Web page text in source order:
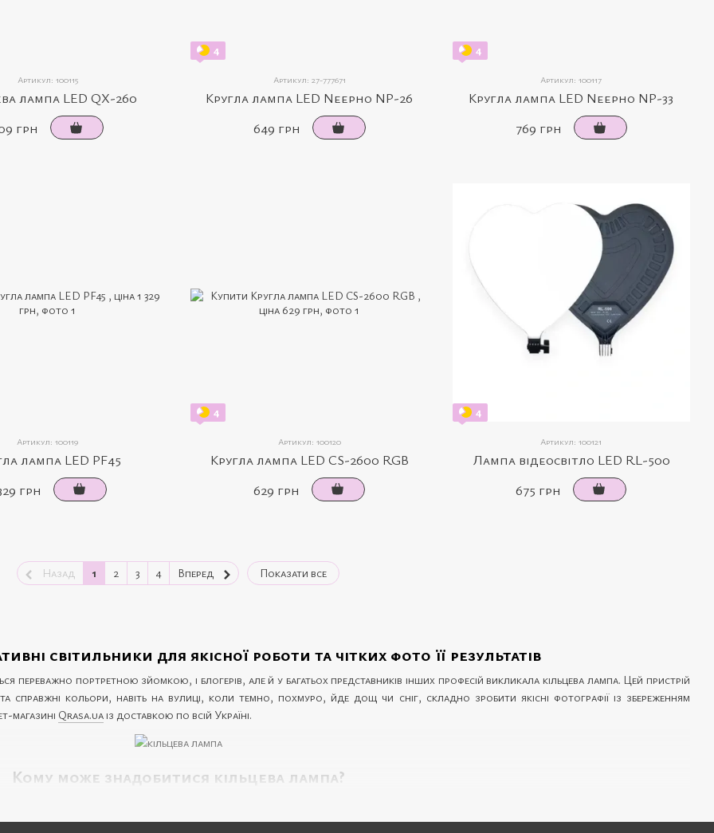
світильники для якісної роботи та чітких фото її результатів
переважно портретною зйомкою, і блогерів, але й у багатьох представників інших професій викликала кільцева лампа. Цей пристрій
справжні кольори, навіть на вулиці, коли темно, похмуро, йде дощ чи сніг, складно зробити якісні фотографії із збереженням
магазині Qrasa.ua із доставкою по всій Україні.
Кому може знадобитися кільцева лампа?
Артикул: 100115
лампа LED QX-260
грн
4
Артикул: 27-777671
Кругла лампа LED Neepho NP-26
649 грн
4
Артикул: 100117
Кругла лампа LED Neepho NP-33
769 грн
Артикул: 100119
лампа LED PF45
грн
4
Артикул: 100120
Кругла лампа LED CS-2600 RGB
629 грн
4
Артикул: 100121
Лампа відеосвітло LED RL-500
675 грн
Назад 1 2 3 4 Вперед Показати все